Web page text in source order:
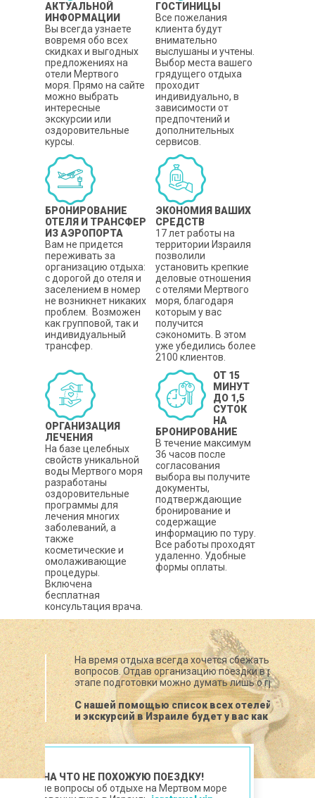
АКТУАЛЬНОЙ
ИНФОРМАЦИИ
Вы всегда узнаете
вовремя обо всех
скидках и выгодных
предложениях на
отели Мертвого
моря. Прямо на сайте
можно выбрать
интересные
экскурсии или
оздоровительные
курсы.
ГОСТИНИЦЫ
Все пожелания
клиента будут
внимательно
выслушаны и учтены.
Выбор места вашего
грядущего отдыха
проходит
индивидуально, в
зависимости от
предпочтений и
дополнительных
сервисов.
БРОНИРОВАНИЕ
ОТЕЛЯ И ТРАНСФЕР
ИЗ АЭРОПОРТА
Вам не придется
переживать за
организацию отдыха:
с дорогой до отеля и
заселением в номер
не возникнет никаких
проблем. Возможен
как групповой, так и
индивидуальный
трансфер.
ЭКОНОМИЯ ВАШИХ
СРЕДСТВ
17 лет работы на
территории Израиля
позволили
установить крепкие
деловые отношения
с отелями Мертвого
моря, благодаря
которым у вас
получится
сэкономить. В этом
уже убедились более
2100 клиентов.
ОРГАНИЗАЦИЯ
ЛЕЧЕНИЯ
На базе целебных
свойств уникальной
воды Мертвого моря
разработаны
оздоровительные
программы для
лечения многих
заболеваний, а
также
косметические и
омолаживающие
процедуры.
Включена
бесплатная
консультация врача.
ОТ 15
МИНУТ
ДО 1,5
СУТОК
НА
БРОНИРОВАНИЕ
В течение максимум
36 часов после
согласования
выбора вы получите
документы,
подтверждающие
бронирование и
содержащие
информацию по туру.
Все работы проходят
удаленно. Удобные
формы оплаты.
На время отдыха всегда хочется сбежать от всех
вопросов. Отдав организацию поездки в руки
этапе подготовки можно думать лишь о грядущем
С нашей помощью список всех отелей на
и экскурсий в Израиле будет у вас как на
НИ НА ЧТО НЕ ПОХОЖУЮ ПОЕЗДКУ!
вопросы об отдыхе на Мертвом море